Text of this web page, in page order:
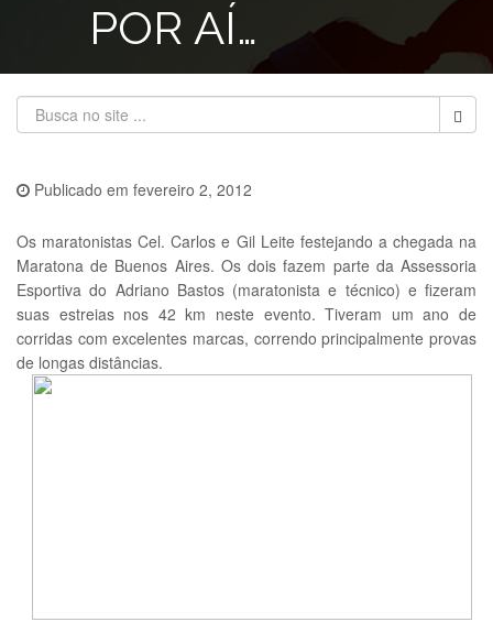
POR AÍ…
Publicado em fevereiro 2, 2012
Os maratonistas Cel. Carlos e Gil Leite festejando a chegada na
Maratona de Buenos Aires. Os dois fazem parte da Assessoria
Esportiva do Adriano Bastos (maratonista e técnico) e fizeram
suas estreias nos 42 km neste evento. Tiveram um ano de
corridas com excelentes marcas, correndo principalmente provas
de longas distâncias.